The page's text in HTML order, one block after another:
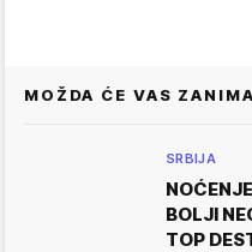
MOŽDA ĆE VAS
SRBIJA
BOLJI
TOP